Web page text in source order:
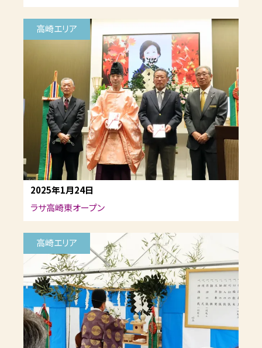
2025年1月24日
ラサ高崎東オープン
高崎エリア
高崎エリア